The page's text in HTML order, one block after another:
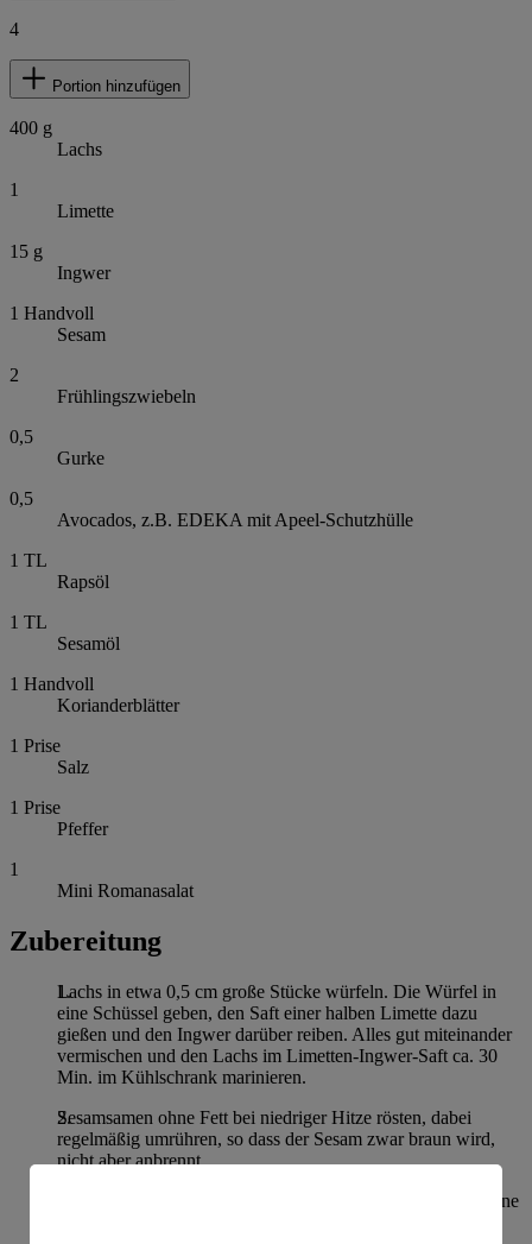
4
Portion hinzufügen
400 g
Lachs
1
Limette
15 g
Ingwer
1 Handvoll
Sesam
2
Frühlingszwiebeln
0,5
Gurke
0,5
Avocados, z.B. EDEKA mit Apeel-Schutzhülle
1 TL
Rapsöl
1 TL
Sesamöl
1 Handvoll
Korianderblätter
1 Prise
Salz
1 Prise
Pfeffer
1
Mini Romanasalat
Zubereitung
Lachs in etwa 0,5 cm große Stücke würfeln. Die Würfel in
eine Schüssel geben, den Saft einer halben Limette dazu
gießen und den Ingwer darüber reiben. Alles gut miteinander
vermischen und den Lachs im Limetten-Ingwer-Saft ca. 30
Min. im Kühlschrank marinieren.
Sesamsamen ohne Fett bei niedriger Hitze rösten, dabei
regelmäßig umrühren, so dass der Sesam zwar braun wird,
nicht aber anbrennt.
Frühlingszwiebeln in Scheiben, Gurke und Avocado in kleine